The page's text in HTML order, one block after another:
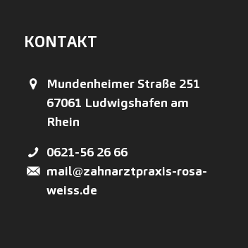
KONTAKT
Mundenheimer Straße 251
67061 Ludwigshafen am
Rhein
0621-56 26 66
mail@zahnarztpraxis-rosa-
weiss.de